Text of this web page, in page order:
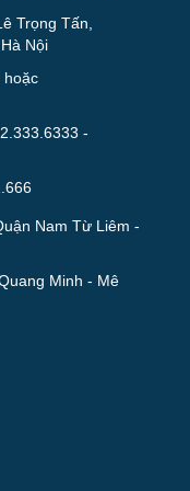
Trọng Tấn,
Nội
hoặc
-
Nam Từ Liêm -
Minh - Mê